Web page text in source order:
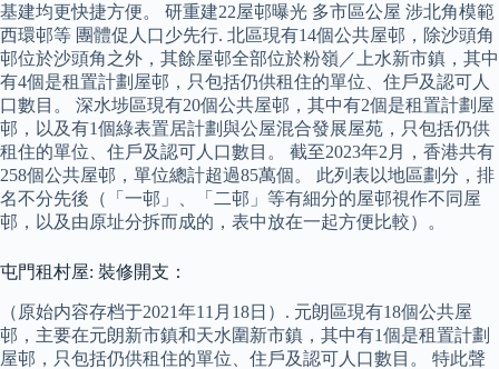
基建均更快捷方便。 研重建22屋邨曝光 多市區公屋 涉北角模範
西環邨等 團體促人口少先行. 北區現有14個公共屋邨，除沙頭角
邨位於沙頭角之外，其餘屋邨全部位於粉嶺／上水新市鎮，其中
有4個是租置計劃屋邨，只包括仍供租住的單位、住戶及認可人
口數目。 深水埗區現有20個公共屋邨，其中有2個是租置計劃屋
邨，以及有1個綠表置居計劃與公屋混合發展屋苑，只包括仍供
租住的單位、住戶及認可人口數目。 截至2023年2月，香港共有
258個公共屋邨，單位總計超過85萬個。 此列表以地區劃分，排
名不分先後（「一邨」、「二邨」等有細分的屋邨視作不同屋
邨，以及由原址分拆而成的，表中放在一起方便比較）。
屯門租村屋: 裝修開支：
（原始内容存档于2021年11月18日）. 元朗區現有18個公共屋
邨，主要在元朗新市鎮和天水圍新市鎮，其中有1個是租置計劃
屋邨，只包括仍供租住的單位、住戶及認可人口數目。 特此聲